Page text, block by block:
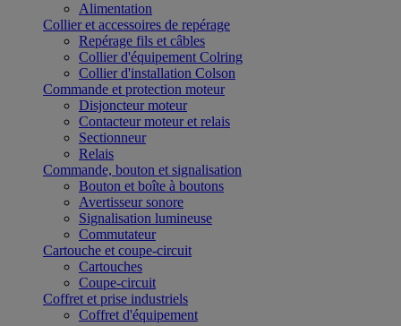
Alimentation
Collier et accessoires de repérage
Repérage fils et câbles
Collier d'équipement Colring
Collier d'installation Colson
Commande et protection moteur
Disjoncteur moteur
Contacteur moteur et relais
Sectionneur
Relais
Commande, bouton et signalisation
Bouton et boîte à boutons
Avertisseur sonore
Signalisation lumineuse
Commutateur
Cartouche et coupe-circuit
Cartouches
Coupe-circuit
Coffret et prise industriels
Coffret d'équipement